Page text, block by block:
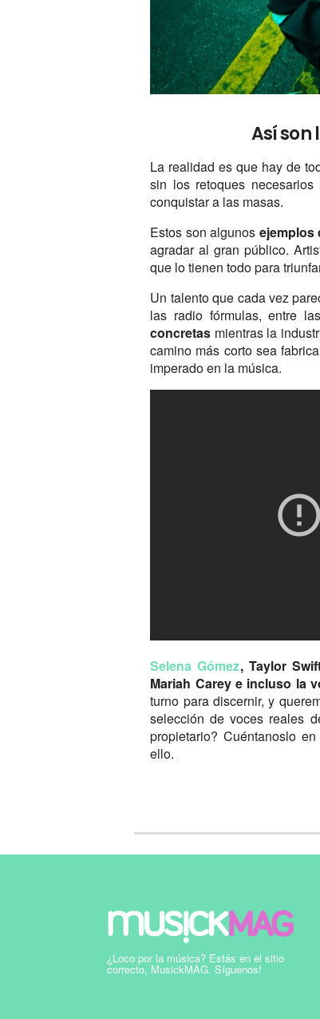
Así son
La realidad es que hay de
sin los retoques
conquistar a las masas.
Estos son algunos ejemplos
agradar al gran público.
que lo tienen todo para
Un talento que cada vez
las radio fórmulas, entre
concretas mientras la
camino más corto sea
imperado en la música.
Selena Gómez, Taylor
Mariah Carey e incluso la
turno para discernir, y
selección de voces reales
propietario? Cuéntanoslo
ello.
¿Loco por la música? Estás en el sitio
correcto, MusickMAG. Síguenos!